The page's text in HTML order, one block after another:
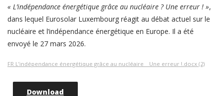
« L’indépendance énergétique grâce au nucléaire ? Une erreur ! »,
dans lequel Eurosolar Luxembourg réagit au débat actuel sur le
nucléaire et l’indépendance énergétique en Europe. Il a été
envoyé le 27 mars 2026.
FR L’indépendance énergétique grâce au nucléaire _ Une erreur !.docx (2)
Download